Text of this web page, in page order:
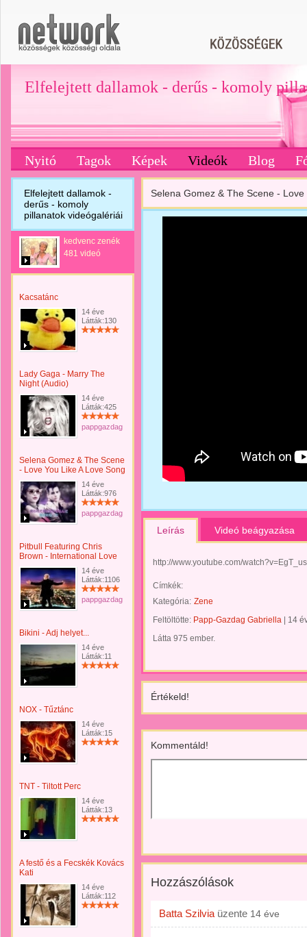
Elfelejtett dallamok - derűs - komoly
Nyitó Tagok Képek Videók Blog
Elfelejtett dallamok -
derűs - komoly
pillanatok videógalériái
kedvenc zenék
481 videó
Kacsatánc
14 éve
Látták:130
Lady Gaga - Marry The
Night (Audio)
14 éve
Látták:425
pappgazdaggabriella
Selena Gomez & The Scene
- Love You Like A Love Song
14 éve
Látták:976
pappgazdaggabriella
Pitbull Featuring Chris
Brown - International Love
14 éve
Látták:1106
pappgazdaggabriella
Bikini - Adj helyet...
14 éve
Látták:11
NOX - Tűztánc
14 éve
Látták:15
TNT - Tiltott Perc
14 éve
Látták:13
A festő és a Fecskék Kovács
Kati
14 éve
Látták:112
Selena Gomez & The Scene - Love
Leírás Videó beágyazása
http://www.youtube.com/
Címkék:
Kategória: Zene
Feltöltötte: Papp-Gazdag Gabriella
14
Látta 975 ember.
Értékeld!
Kommentáld!
Hozzászólások
Batta Szilvia üzente 14 éve